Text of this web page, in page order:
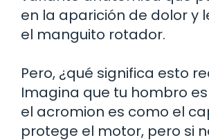
en la aparición de dolor y
el manguito rotador.
Pero, ¿qué significa esto
Imagina que tu hombro
el acromion es como el
protege el motor, pero si